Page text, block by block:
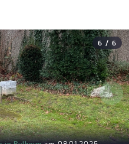
6 / 6
›